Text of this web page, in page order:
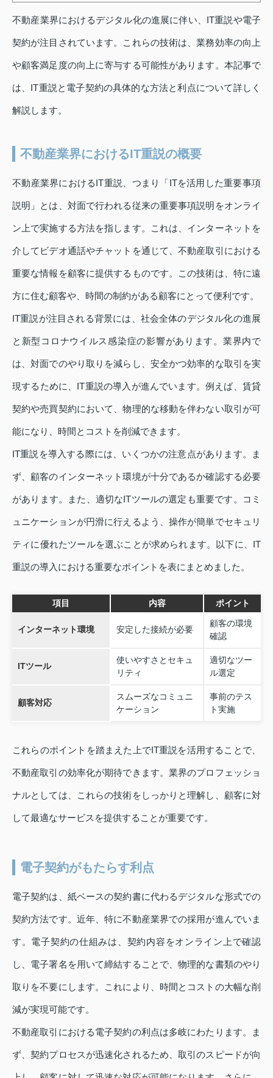
不動産業界におけるデジタル化の進展に伴い、IT重説や電子
契約が注目されています。これらの技術は、業務効率の向上
や顧客満足度の向上に寄与する可能性があります。本記事で
は、IT重説と電子契約の具体的な方法と利点について詳しく
解説します。
不動産業界におけるIT重説の概要
不動産業界におけるIT重説、つまり「ITを活用した重要事項
説明」とは、対面で行われる従来の重要事項説明をオンライ
ン上で実施する方法を指します。これは、インターネットを
介してビデオ通話やチャットを通じて、不動産取引における
重要な情報を顧客に提供するものです。この技術は、特に遠
方に住む顧客や、時間の制約がある顧客にとって便利です。
IT重説が注目される背景には、社会全体のデジタル化の進展
と新型コロナウイルス感染症の影響があります。業界内で
は、対面でのやり取りを減らし、安全かつ効率的な取引を実
現するために、IT重説の導入が進んでいます。例えば、賃貸
契約や売買契約において、物理的な移動を伴わない取引が可
能になり、時間とコストを削減できます。
IT重説を導入する際には、いくつかの注意点があります。ま
ず、顧客のインターネット環境が十分であるか確認する必要
があります。また、適切なITツールの選定も重要です。コミ
ュニケーションが円滑に行えるよう、操作が簡単でセキュリ
ティに優れたツールを選ぶことが求められます。以下に、IT
重説の導入における重要なポイントを表にまとめました。
項目 内容 ポイント
インターネット環境 安定した接続が必要
顧客の環境
確認
ITツール
使いやすさとセキュ
リティ
適切なツー
ル選定
顧客対応
スムーズなコミュニ
ケーション
事前のテス
ト実施
これらのポイントを踏まえた上でIT重説を活用することで、
不動産取引の効率化が期待できます。業界のプロフェッショ
ナルとしては、これらの技術をしっかりと理解し、顧客に対
して最適なサービスを提供することが重要です。
電子契約がもたらす利点
電子契約は、紙ベースの契約書に代わるデジタルな形式での
契約方法です。近年、特に不動産業界での採用が進んでいま
す。電子契約の仕組みは、契約内容をオンライン上で確認
し、電子署名を用いて締結することで、物理的な書類のやり
取りを不要にします。これにより、時間とコストの大幅な削
減が実現可能です。
不動産取引における電子契約の利点は多岐にわたります。ま
ず、契約プロセスが迅速化されるため、取引のスピードが向